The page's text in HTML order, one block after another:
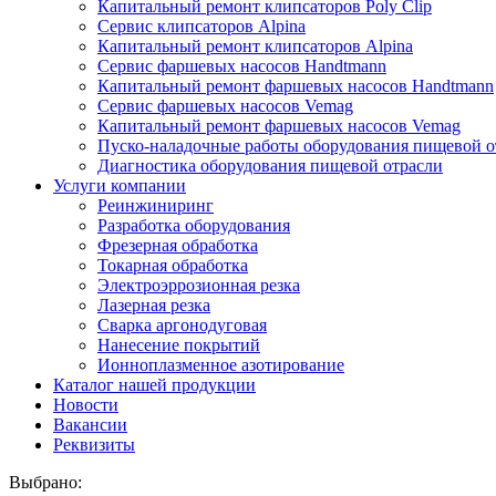
Капитальный ремонт клипсаторов Poly Clip
Сервис клипсаторов Alpina
Капитальный ремонт клипсаторов Alpina
Сервис фаршевых насосов Handtmann
Капитальный ремонт фаршевых насосов Handtmann
Сервис фаршевых насосов Vemag
Капитальный ремонт фаршевых насосов Vemag
Пуско-наладочные работы оборудования пищевой
Диагностика оборудования пищевой отрасли
Услуги компании
Реинжиниринг
Разработка оборудования
Фрезерная обработка
Токарная обработка
Электроэррозионная резка
Лазерная резка
Сварка аргонодуговая
Нанесение покрытий
Ионноплазменное азотирование
Каталог нашей продукции
Новости
Вакансии
Реквизиты
Выбрано: